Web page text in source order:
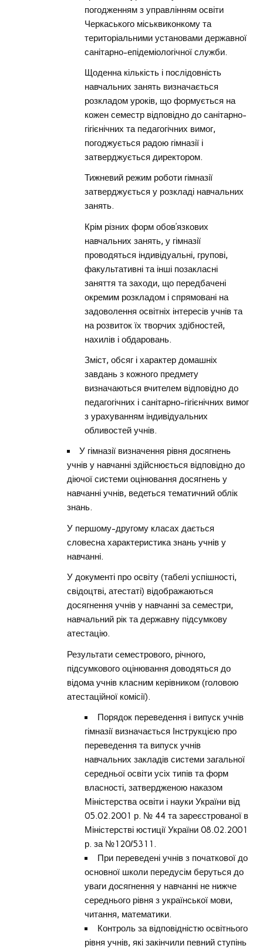
погодженням з управлінням освіти
Черкаського міськвиконкому та
територіальними установами державної
санітарно-епідеміологічної служби.
Щоденна кількість і послідовність
навчальних занять визначається
розкладом уроків, що формується на
кожен семестр відповідно до санітарно-
гігієнічних та педагогічних вимог,
погоджується радою гімназії і
затверджується директором.
Тижневий режим роботи гімназії
затверджується у розкладі навчальних
занять.
Крім різних форм обов’язкових
навчальних занять, у гімназії
проводяться індивідуальні, групові,
факультативні та інші позакласні
заняття та заходи, що передбачені
окремим розкладом і спрямовані на
задоволення освітніх інтересів учнів та
на розвиток їх творчих здібностей,
нахилів і обдаровань.
Зміст, обсяг і характер домашніх
завдань з кожного предмету
визначаються вчителем відповідно до
педагогічних і санітарно-гігієнічних вимог
з урахуванням індивідуальних
обливостей учнів.
У гімназії визначення рівня досягнень
учнів у навчанні здійснюється відповідно до
діючої системи оцінювання досягнень у
навчанні учнів, ведеться тематичний облік
знань.
У першому-другому класах дається
словесна характеристика знань учнів у
навчанні.
У документі про освіту (табелі успішності,
свідоцтві, атестаті) відображаються
досягнення учнів у навчанні за семестри,
навчальний рік та державну підсумкову
атестацію.
Результати семестрового, річного,
підсумкового оцінювання доводяться до
відома учнів класним керівником (головою
атестаційної комісії).
Порядок переведення і випуск учнів
гімназії визначається Інструкцією про
переведення та випуск учнів
навчальних закладів системи загальної
середньої освіти усіх типів та форм
власності, затвердженою наказом
Міністерства освіти і науки України від
05.02.2001 р. № 44 та зареєстрованої в
Міністерстві юстиції України 08.02.2001
р. за №120/5311.
При переведені учнів з початкової до
основної школи передусім беруться до
уваги досягнення у навчанні не нижче
середнього рівня з української мови,
читання, математики.
Контроль за відповідністю освітнього
рівня учнів, які закінчили певний ступінь